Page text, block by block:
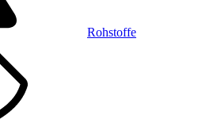
Rohstoffe